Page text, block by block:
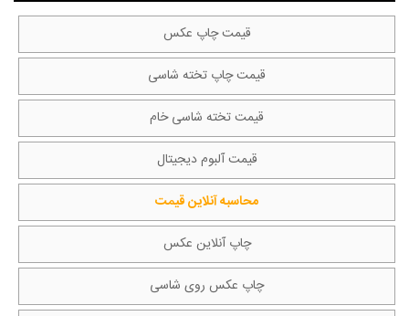
قیمت چاپ عکس
قیمت چاپ تخته شاسی
قیمت تخته شاسی خام
قیمت آلبوم دیجیتال
محاسبه آنلاین قیمت
چاپ آنلاین عکس
چاپ عکس روی شاسی